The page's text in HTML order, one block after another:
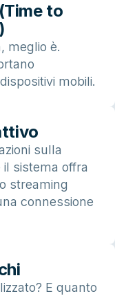
to
meglio è.
mobili.
sulla
sistema offra
streaming
connessione
E quanto